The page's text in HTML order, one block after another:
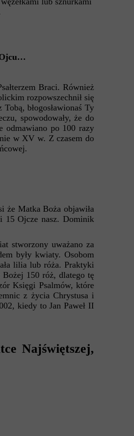
Ojcu…
Braci. Również
rozpowszechnił się
błogosławionaś Ty
spowodowały, że do
odmawiano po 100 razy
w XV w. Z czasem do
że Matka Boża objawiła
15 Ojcze nasz. Dominik
stworzony uważano za
były kwiaty. Osobom
lilia lub róża. Praktyki
150 róż, dlatego tę
Księgi Psalmów, które
z życia Chrystusa i
kiedy to Jan Paweł II
Najświętszej,